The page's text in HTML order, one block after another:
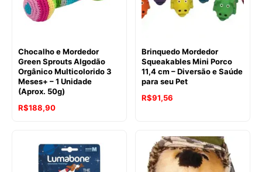
Chocalho e Mordedor
Green Sprouts Algodão
Orgânico Multicolorido 3
Meses+ – 1 Unidade
(Aprox. 50g)
R$188,90
Brinquedo Mordedor
Squeakables Mini Porco
11,4 cm – Diversão e Saúde
para seu Pet
R$91,56